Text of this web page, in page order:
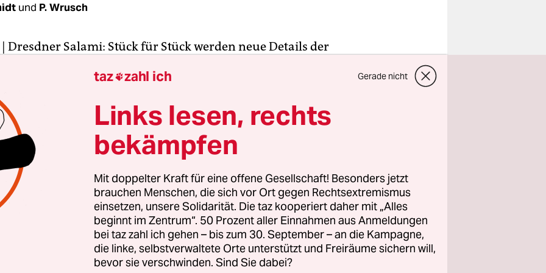
und P. Wrusch
| Dresdner Salami: Stück für Stück werden neue Details der
konnten am Montag der sächsische
Markus Ulbig (CDU), Justizminister Jürgen Martens
Landespolizeichef Bernd Merbitz im Innenausschuss des
ausschließen, dass bei der Anti-Nazi-Demo
IMSI-Catcher zum Einsatz gekommen sein könnte und so
auch Gespräche mitgehört wurden. Das erfuhr die taz
von mehreren Teilnehmern der Sondersitzung des
ist ein Gerät, mit dem zunächst ermittelt werden
ein bestimmtes Handy in der Umgebung gehört. Dafür
taz zahl ich Gerade nicht
Links lesen, rechts
bekämpfen
Mit doppelter Kraft für eine offene Gesellschaft! Besonders jetzt
brauchen Menschen, die sich vor Ort gegen Rechtsextremismus
einsetzen, unsere Solidarität. Die taz kooperiert daher mit „Alles
beginnt im Zentrum“. 50 Prozent aller Einnahmen aus Anmeldungen
bei taz zahl ich gehen – bis zum 30. September – an die Kampagne,
die linke, selbstverwaltete Orte unterstützt und Freiräume sichern will,
bevor sie verschwinden. Sind Sie dabei?